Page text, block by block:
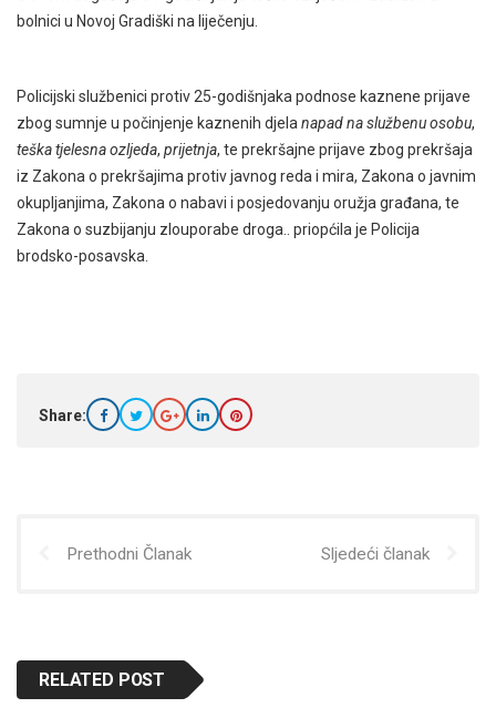
bolnici u Novoj Gradiški na liječenju.
Policijski službenici protiv 25-godišnjaka podnose kaznene prijave
zbog sumnje u počinjenje kaznenih djela napad na službenu osobu,
teška tjelesna ozljeda, prijetnja, te prekršajne prijave zbog prekršaja
iz Zakona o prekršajima protiv javnog reda i mira, Zakona o javnim
okupljanjima, Zakona o nabavi i posjedovanju oružja građana, te
Zakona o suzbijanju zlouporabe droga.. priopćila je Policija
brodsko-posavska.
Share:
Prethodni Članak Sljedeći članak
RELATED POST